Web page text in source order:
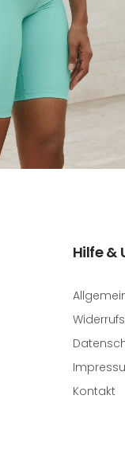
Hilfe &
Kontakt